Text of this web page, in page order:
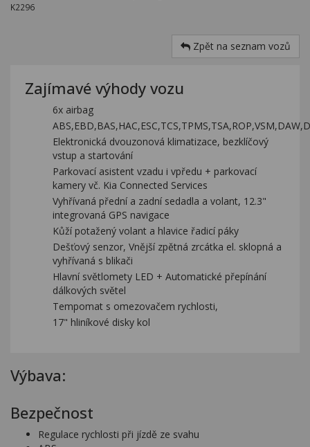
K2296
Zpět na seznam vozů
Zajímavé výhody vozu
6x airbag
Elektronická dvouzonová klimatizace, bezklíčový
vstup a startování
Parkovací asistent vzadu i vpředu + parkovací
kamery vč. Kia Connected Services
Vyhřívaná přední a zadní sedadla a volant, 12.3"
integrovaná GPS navigace
Kůží potažený volant a hlavice řadicí páky
Dešťový senzor, Vnější zpětná zrcátka el. sklopná a
vyhřívaná s blikači
Hlavní světlomety LED + Automatické přepínání
dálkových světel
Tempomat s omezovačem rychlosti,
17" hliníkové disky kol
Výbava:
Bezpečnost
Regulace rychlosti při jízdě ze svahu